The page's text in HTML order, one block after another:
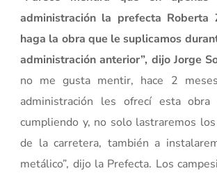
administración la prefecta Roberta
haga la obra que le suplicamos
administración anterior”, dijo Jorge
no me gusta mentir, hace 2
administración les ofrecí esta
cumpliendo y, no solo lastraremos
de la carretera, también a
metálico”, dijo la Prefecta. Los